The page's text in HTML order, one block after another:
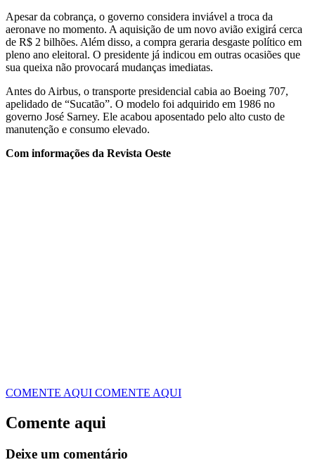
Apesar da cobrança, o governo considera inviável a troca da
aeronave no momento. A aquisição de um novo avião exigirá cerca
de R$ 2 bilhões. Além disso, a compra geraria desgaste político em
pleno ano eleitoral. O presidente já indicou em outras ocasiões que
sua queixa não provocará mudanças imediatas.
Antes do Airbus, o transporte presidencial cabia ao Boeing 707,
apelidado de “Sucatão”. O modelo foi adquirido em 1986 no
governo José Sarney. Ele acabou aposentado pelo alto custo de
manutenção e consumo elevado.
Com informações da Revista Oeste
COMENTE AQUI COMENTE AQUI
Comente aqui
Deixe um comentário